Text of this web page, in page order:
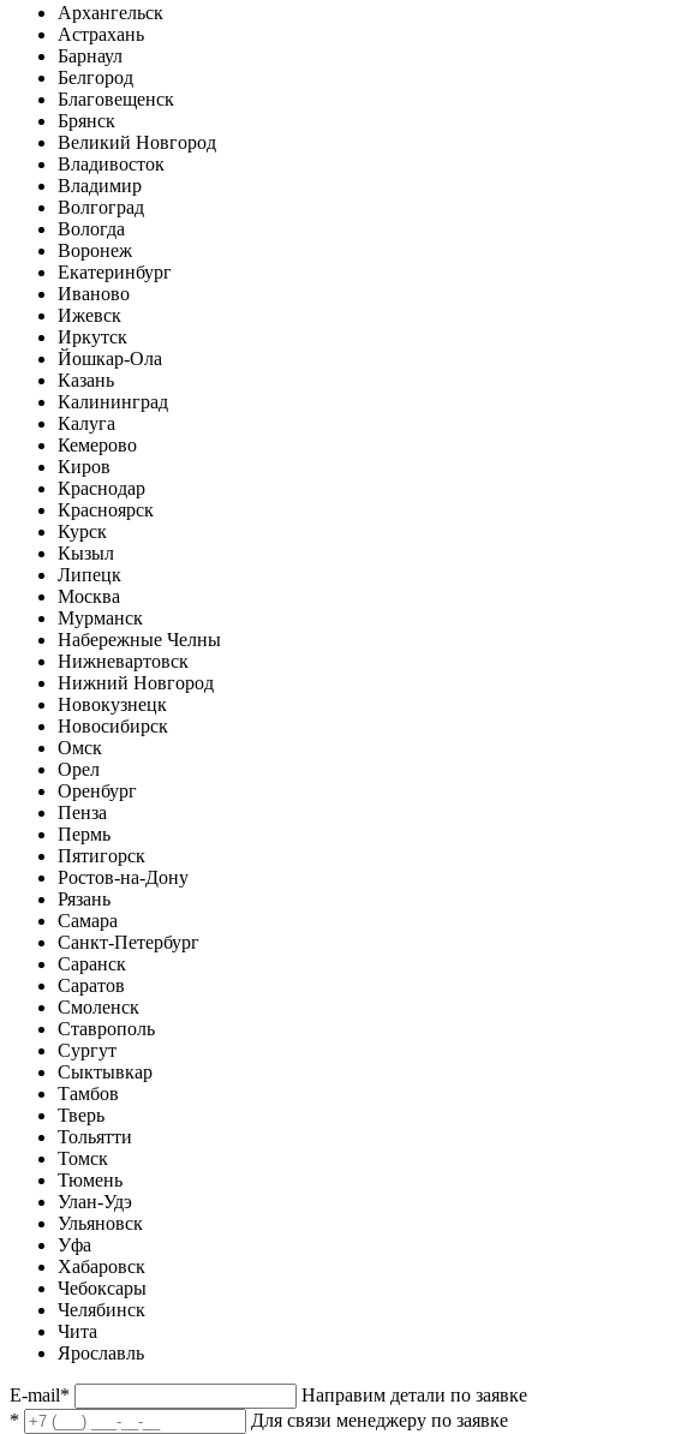
Архангельск
Астрахань
Барнаул
Белгород
Благовещенск
Брянск
Великий Новгород
Владивосток
Владимир
Волгоград
Вологда
Воронеж
Екатеринбург
Иваново
Ижевск
Иркутск
Йошкар-Ола
Казань
Калининград
Калуга
Кемерово
Киров
Краснодар
Красноярск
Курск
Кызыл
Липецк
Москва
Мурманск
Набережные Челны
Нижневартовск
Нижний Новгород
Новокузнецк
Новосибирск
Омск
Орел
Оренбург
Пенза
Пермь
Пятигорск
Ростов-на-Дону
Рязань
Самара
Санкт-Петербург
Саранск
Саратов
Смоленск
Ставрополь
Сургут
Сыктывкар
Тамбов
Тверь
Тольятти
Томск
Тюмень
Улан-Удэ
Ульяновск
Уфа
Хабаровск
Чебоксары
Челябинск
Чита
Ярославль
E-mail*
Направим детали по заявке
*
Для связи менеджеру по заявке